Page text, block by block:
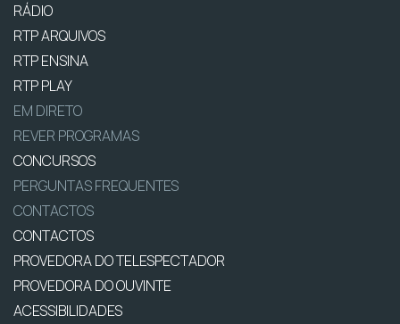
RÁDIO
RTP ARQUIVOS
RTP ENSINA
RTP PLAY
EM DIRETO
REVER PROGRAMAS
CONCURSOS
PERGUNTAS FREQUENTES
CONTACTOS
CONTACTOS
PROVEDORA DO TELESPECTADOR
PROVEDORA DO OUVINTE
ACESSIBILIDADES